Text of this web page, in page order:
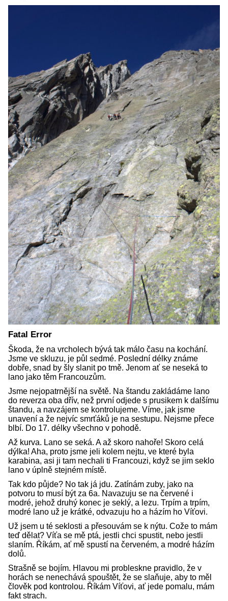
Fatal Error
Škoda, že na vrcholech bývá tak málo času na kochání.
Jsme ve skluzu, je půl sedmé. Poslední délky známe
dobře, snad by šly slanit po tmě. Jenom ať se neseká to
lano jako těm Francouzům.
Jsme nejopatrnější na světě. Na štandu zakládáme lano
do reverza oba dřív, než první odjede s prusikem k dalšímu
štandu, a navzájem se kontrolujeme. Víme, jak jsme
unavení a že nejvíc smrťáků je na sestupu. Nejsme přece
blbí. Do 17. délky všechno v pohodě.
Až kurva. Lano se seká. A až skoro nahoře! Skoro celá
dýlka! Aha, proto jsme jeli kolem nejtu, ve které byla
karabina, asi ji tam nechali ti Francouzi, když se jim seklo
lano v úplně stejném místě.
Tak kdo půjde? No tak já jdu. Zatínám zuby, jako na
potvoru to musí být za 6a. Navazuju se na červené i
modré, jehož druhý konec je seklý, a lezu. Trpím a trpím,
modré lano už je krátké, odvazuju ho a házím ho Víťovi.
Už jsem u té seklosti a přesouvám se k nýtu. Cože to mám
teď dělat? Víťa se mě ptá, jestli chci spustit, nebo jestli
slaním. Říkám, ať mě spustí na červeném, a modré házím
dolů.
Strašně se bojím. Hlavou mi probleskne pravidlo, že v
horách se nenechává spouštět, že se slaňuje, aby to měl
člověk pod kontrolou. Říkám Víťovi, ať jede pomalu, mám
fakt strach.